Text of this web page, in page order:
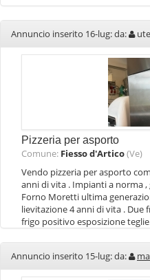
Annuncio inserito 16-lug: da:
Pizzeria per asporto
Comune: Fiesso d'Artico(Ve)
Vendo pizzeria per asporto
anni di vita . Impianti a norma ,
Forno Moretti ultima
lievitazione 4 anni di vita .
frigo positivo esposizione
Annuncio inserito 15-lug: da: